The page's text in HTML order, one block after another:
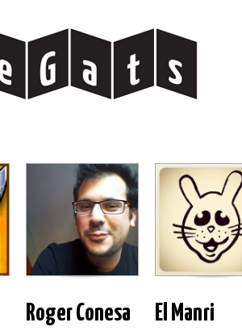
Roger Conesa El Manri